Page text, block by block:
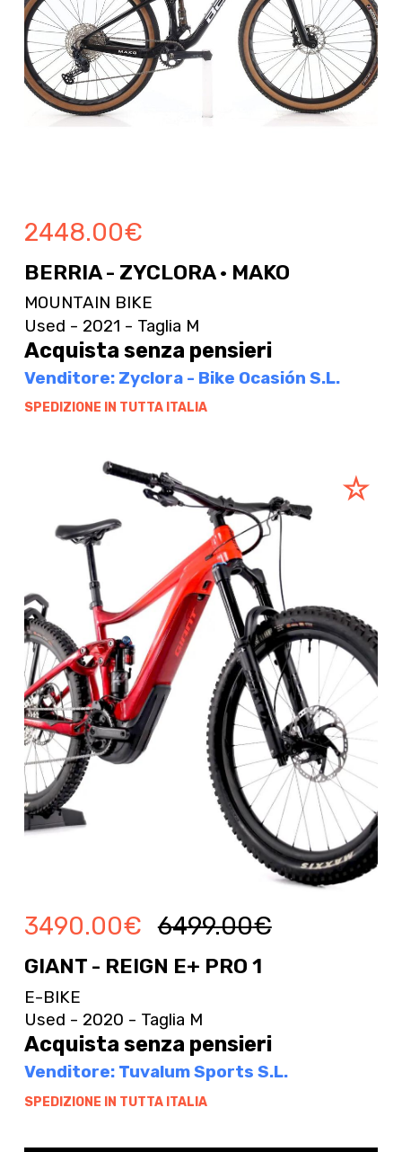
2448.00€
BERRIA - ZYCLORA · MAKO
MOUNTAIN BIKE
Used - 2021 - Taglia M
Acquista senza pensieri
Venditore: Zyclora - Bike Ocasión S.L.
SPEDIZIONE IN TUTTA ITALIA
3490.00€ 6499.00€
GIANT - REIGN E+ PRO 1
E-BIKE
Used - 2020 - Taglia M
Acquista senza pensieri
Venditore: Tuvalum Sports S.L.
SPEDIZIONE IN TUTTA ITALIA